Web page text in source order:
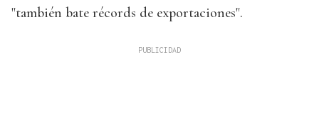
"también bate récords de exportaciones".